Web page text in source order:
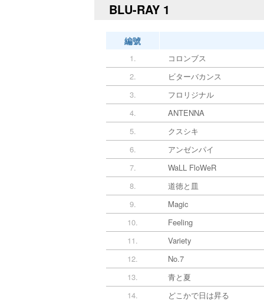
BLU-RAY 1
編號
1.
コロンブス
2.
ビターバカンス
3.
フロリジナル
4.
ANTENNA
5.
クスシキ
6.
アンゼンパイ
7.
WaLL FloWeR
8.
道徳と皿
9.
Magic
10.
Feeling
11.
Variety
12.
No.7
13.
青と夏
14.
どこかで日は昇る